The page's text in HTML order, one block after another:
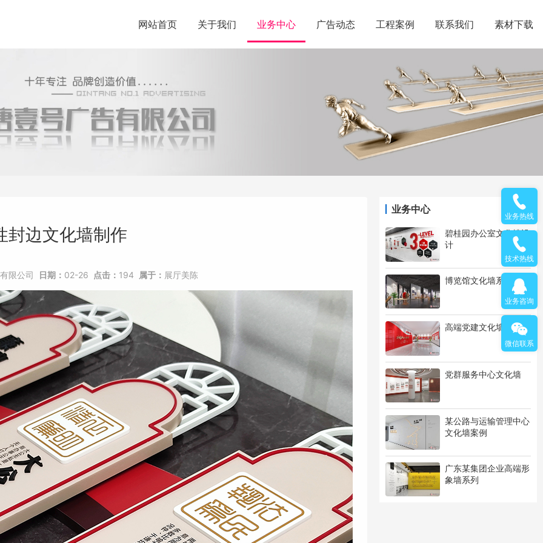
网站首页 关于我们 业务中心 广告动态 工程案例 联系我们 素材下载
业务中心
碧桂园办公室文化墙设
计
博览馆文化墙系列
高端党建文化墙系列
党群服务中心文化墙
某公路与运输管理中心
文化墙案例
广东某集团企业高端形
象墙系列
封边文化墙制作
限公司 日期： 02-26 点击： 194 属于： 展厅美陈
业务热线
技术热线
业务咨询
微信联系